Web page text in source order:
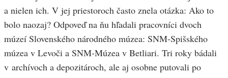
a nielen ich. V jej priestoroch často znela otázka: Ako to
bolo naozaj? Odpoveď na ňu hľadali pracovníci dvoch
múzeí Slovenského národného múzea: SNM-Spišského
múzea v Levoči a SNM-Múzea v Betliari. Tri roky bádali
v archívoch a depozitároch, ale aj osobne putovali po